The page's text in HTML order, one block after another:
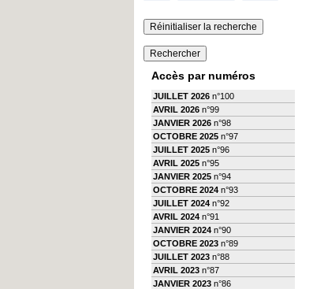
Accès par numéros
JUILLET 2026 n°100
AVRIL 2026 n°99
JANVIER 2026 n°98
OCTOBRE 2025 n°97
JUILLET 2025 n°96
AVRIL 2025 n°95
JANVIER 2025 n°94
OCTOBRE 2024 n°93
JUILLET 2024 n°92
AVRIL 2024 n°91
JANVIER 2024 n°90
OCTOBRE 2023 n°89
JUILLET 2023 n°88
AVRIL 2023 n°87
JANVIER 2023 n°86